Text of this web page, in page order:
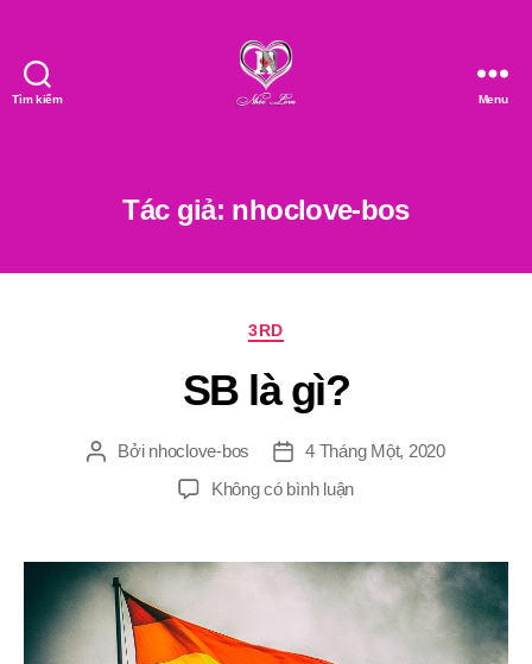
Tìm kiếm Menu
Tác giả: nhoclove-bos
Chuyên
3RD
SB là gì?
TácBởi nhoclove-bos
Ngày
đăng
4 Tháng Một, 2020
Không có bình luậnở
gì?